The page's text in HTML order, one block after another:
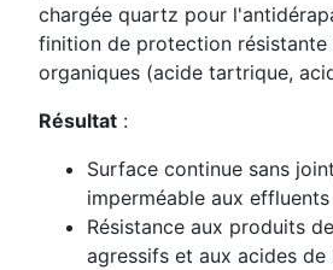
chargée quartz pour
finition de protection résistante
organiques (acide tartrique,
Résultat :
Surface continue sans
imperméable aux effluents
Résistance aux produits
agressifs et aux acides de